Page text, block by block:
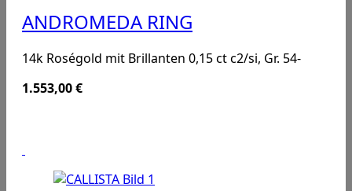
ANDROMEDA RING
14k Roségold mit Brillanten 0,15 ct c2/si, Gr. 54-
1.553,00€